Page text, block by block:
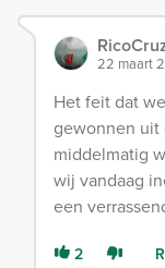
22 maart
Het feit dat
gewonnen uit
middelmatig
wij vandaag
een
2